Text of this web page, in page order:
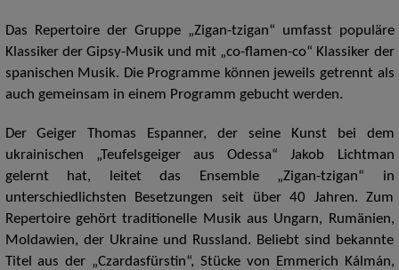
Das Repertoire der Gruppe „Zigan-tzigan“ umfasst populäre
Klassiker der Gipsy-Musik und mit „co-flamen-co“ Klassiker der
spanischen Musik. Die Programme können jeweils getrennt als
auch gemeinsam in einem Programm gebucht werden.
Der Geiger Thomas Espanner, der seine Kunst bei dem
ukrainischen „Teufelsgeiger aus Odessa“ Jakob Lichtman
gelernt hat, leitet das Ensemble „Zigan-tzigan“ in
unterschiedlichsten Besetzungen seit über 40 Jahren. Zum
Repertoire gehört traditionelle Musik aus Ungarn, Rumänien,
Moldawien, der Ukraine und Russland. Beliebt sind bekannte
Titel aus der „Czardasfürstin“, Stücke von Emmerich Kálmán,